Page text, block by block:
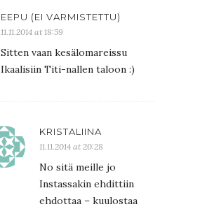
EEPU (EI VARMISTETTU)
11.11.2014 at 18:59
Sitten vaan kesälomareissu
Ikaalisiin Titi-nallen taloon :)
KRISTALIINA
11.11.2014 at 20:28
No sitä meille jo
Instassakin ehdittiin
ehdottaa – kuulostaa